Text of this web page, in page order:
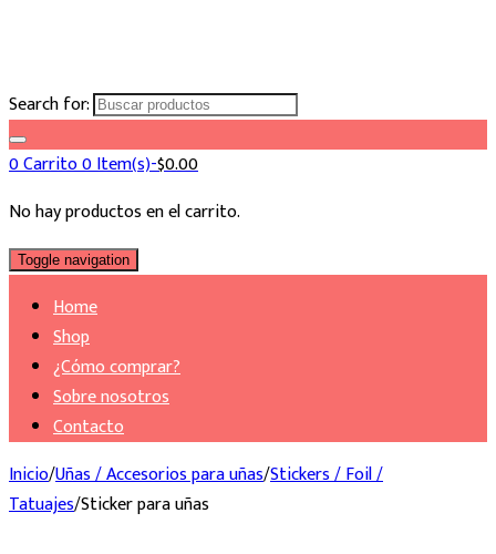
Search for:
0Carrito0 Item(s)-$0.00
No hay productos en el carrito.
Toggle navigation
Home
Shop
¿Cómo comprar?
Sobre nosotros
Contacto
Inicio/Uñas / Accesorios para uñas/Stickers / Foil /
Tatuajes/Sticker para uñas